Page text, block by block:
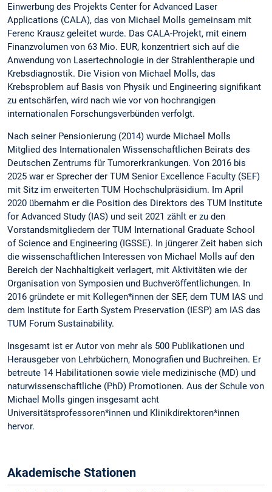
Einwerbung des Projekts Center for Advanced Laser
Applications (CALA), das von Michael Molls gemeinsam mit
Ferenc Krausz geleitet wurde. Das CALA-Projekt, mit einem
Finanzvolumen von 63 Mio. EUR, konzentriert sich auf die
Anwendung von Lasertechnologie in der Strahlentherapie und
Krebsdiagnostik. Die Vision von Michael Molls, das
Krebsproblem auf Basis von Physik und Engineering signifikant
zu entschärfen, wird nach wie vor von hochrangigen
internationalen Forschungsverbünden verfolgt.
Nach seiner Pensionierung (2014) wurde Michael Molls
Mitglied des Internationalen Wissenschaftlichen Beirats des
Deutschen Zentrums für Tumorerkrankungen. Von 2016 bis
2025 war er Sprecher der TUM Senior Excellence Faculty (SEF)
mit Sitz im erweiterten TUM Hochschulpräsidium. Im April
2020 übernahm er die Position des Direktors des TUM Institute
for Advanced Study (IAS) und seit 2021 zählt er zu den
Vorstandsmitgliedern der TUM International Graduate School
of Science and Engineering (IGSSE). In jüngerer Zeit haben sich
die wissenschaftlichen Interessen von Michael Molls auf den
Bereich der Nachhaltigkeit verlagert, mit Aktivitäten wie der
Organisation von Symposien und Buchveröffentlichungen. In
2016 gründete er mit Kollegen*innen der SEF, dem TUM IAS und
dem Institute for Earth System Preservation (IESP) am IAS das
TUM Forum Sustainability.
Insgesamt ist er Autor von mehr als 500 Publikationen und
Herausgeber von Lehrbüchern, Monografien und Buchreihen. Er
betreute 14 Habilitationen sowie viele medizinische (MD) und
naturwissenschaftliche (PhD) Promotionen. Aus der Schule von
Michael Molls gingen insgesamt acht
Universitätsprofessoren*innen und Klinikdirektoren*innen
hervor.
Akademische Stationen